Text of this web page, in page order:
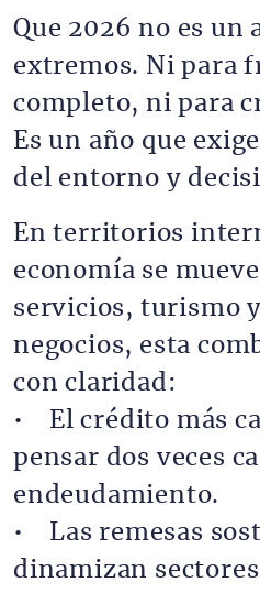
Que 2026 no es un
extremos. Ni para
completo, ni para
Es un año que
del entorno y
En territorios
economía se
servicios, turismo
negocios, esta
con claridad:
• El crédito más
pensar dos veces
endeudamiento.
• Las remesas
dinamizan